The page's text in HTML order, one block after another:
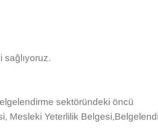
sağlıyoruz.
sektöründeki öncü
Mesleki Yeterlilik